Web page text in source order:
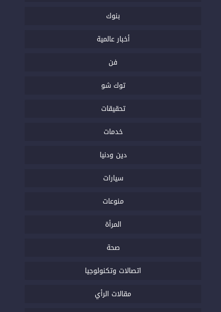
بنوك
أخبار عالمية
فن
توك شو
تحقيقات
خدمات
دين ودنيا
سيارات
منوعات
المرأة
صحة
اتصالات وتكنولوجيا
مقالات الرأي